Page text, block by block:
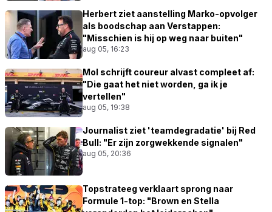
Herbert ziet aanstelling Marko-opvolger
als boodschap aan Verstappen:
"Misschien is hij op weg naar buiten"
aug 05, 16:23
Mol schrijft coureur alvast compleet af:
"Die gaat het niet worden, ga ik je
vertellen"
aug 05, 19:38
Journalist ziet 'teamdegradatie' bij Red
Bull: "Er zijn zorgwekkende signalen"
aug 05, 20:36
Topstrateeg verklaart sprong naar
Formule 1-top: "Brown en Stella